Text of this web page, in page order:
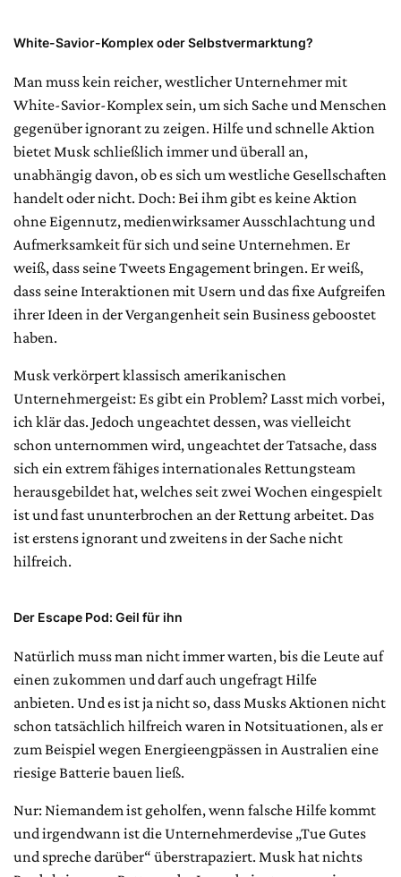
White-Savior-Komplex oder Selbstvermarktung?
Man muss kein reicher, westlicher Unternehmer mit
White-Savior-Komplex sein, um sich Sache und Menschen
gegenüber ignorant zu zeigen. Hilfe und schnelle Aktion
bietet Musk schließlich immer und überall an,
unabhängig davon, ob es sich um westliche Gesellschaften
handelt oder nicht. Doch: Bei ihm gibt es keine Aktion
ohne Eigennutz, medienwirksamer Ausschlachtung und
Aufmerksamkeit für sich und seine Unternehmen. Er
weiß, dass seine Tweets Engagement bringen. Er weiß,
dass seine Interaktionen mit Usern und das fixe Aufgreifen
ihrer Ideen in der Vergangenheit sein Business geboostet
haben.
Musk verkörpert klassisch amerikanischen
Unternehmergeist: Es gibt ein Problem? Lasst mich vorbei,
ich klär das. Jedoch ungeachtet dessen, was vielleicht
schon unternommen wird, ungeachtet der Tatsache, dass
sich ein extrem fähiges internationales Rettungsteam
herausgebildet hat, welches seit zwei Wochen eingespielt
ist und fast ununterbrochen an der Rettung arbeitet. Das
ist erstens ignorant und zweitens in der Sache nicht
hilfreich.
Der Escape Pod: Geil für ihn
Natürlich muss man nicht immer warten, bis die Leute auf
einen zukommen und darf auch ungefragt Hilfe
anbieten. Und es ist ja nicht so, dass Musks Aktionen nicht
schon tatsächlich hilfreich waren in Notsituationen, als er
zum Beispiel wegen Energieengpässen in Australien eine
riesige Batterie bauen ließ.
Nur: Niemandem ist geholfen, wenn falsche Hilfe kommt
und irgendwann ist die Unternehmerdevise „Tue Gutes
und spreche darüber“ überstrapaziert. Musk hat nichts